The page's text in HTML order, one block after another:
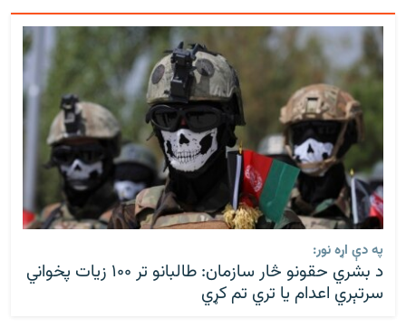
په دې اړه نور:
د بشري حقونو څار سازمان: طالبانو تر ۱۰۰ زیات پخواني
سرتېري اعدام یا تري تم کړي